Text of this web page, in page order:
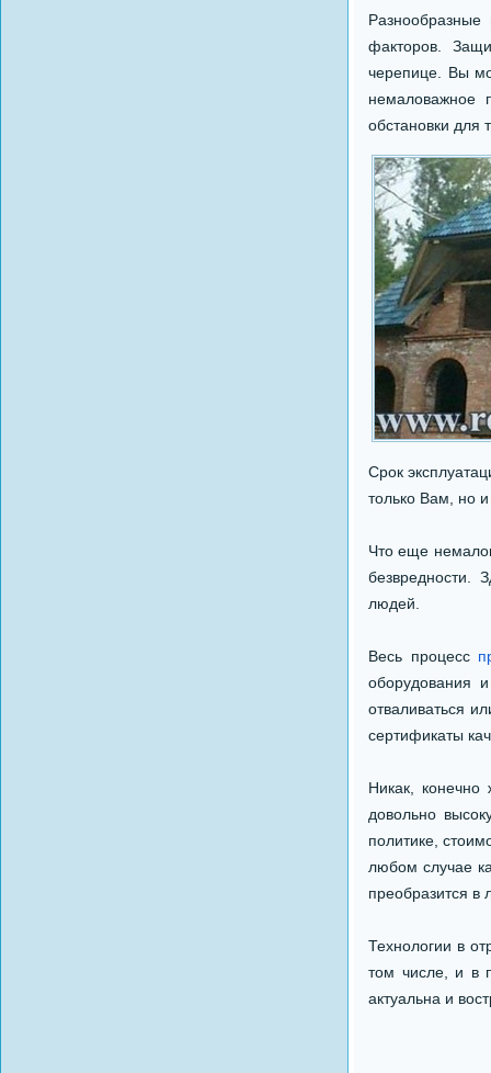
факторов.
черепице. Вы
немаловажное
обстановки для
Срок
только Вам, но и
Что еще
безвредности.
людей.
Весь процесс
оборудования
отваливаться
сертификаты
Никак,
довольно
политике,
любом случае
преобразится в
Технологии в
том числе, и в
актуальна и